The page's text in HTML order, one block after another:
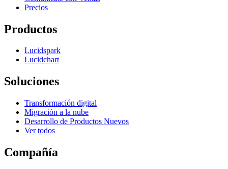
Precios
Productos
Lucidspark
Lucidchart
Soluciones
Transformación digital
Migración a la nube
Desarrollo de Productos Nuevos
Ver todos
Compañía